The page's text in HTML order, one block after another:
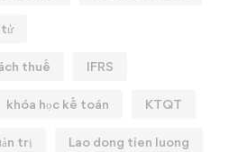
tử
thuế IFRS
khóa học kế toán KTQT
trị Lao dong tien luong